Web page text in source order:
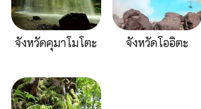
จังหวัดคุมาโมโตะ จังหวัดโออิตะ